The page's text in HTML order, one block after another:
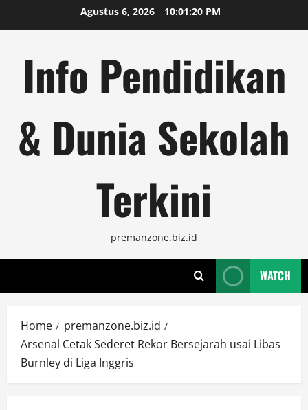
to
Agustus 6, 2026 10:01:21 PM
Info Pendidikan
& Dunia Sekolah
Terkini
premanzone.biz.id
WATCH
Home
premanzone.biz.id
Arsenal Cetak Sederet Rekor Bersejarah usai Libas
Burnley di Liga Inggris